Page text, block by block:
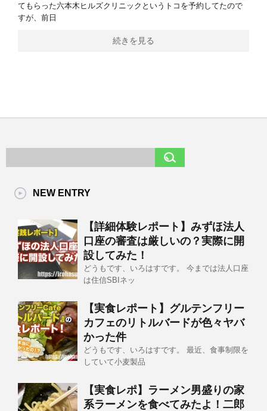
てもらった六本木ヒルズクリニックというトコを予約してたので
すが、前日
続きを見る
NEW ENTRY
【詳細体験レポート】みずほ法人
口座の審査は厳しいの？実際に開
設してみた！
どうもです、いろはすです。 今までは法人口座
は住信SBIネッ
【実食レポート】グルテンフリー
カフェのリトルバードが色々ヤバ
かった件
どうもです、いろはすです。 最近、食事制限を
していて小麦製品
【実食レポ】ラーメン男盛りの家
系ラーメンを食べてみたよ！二郎